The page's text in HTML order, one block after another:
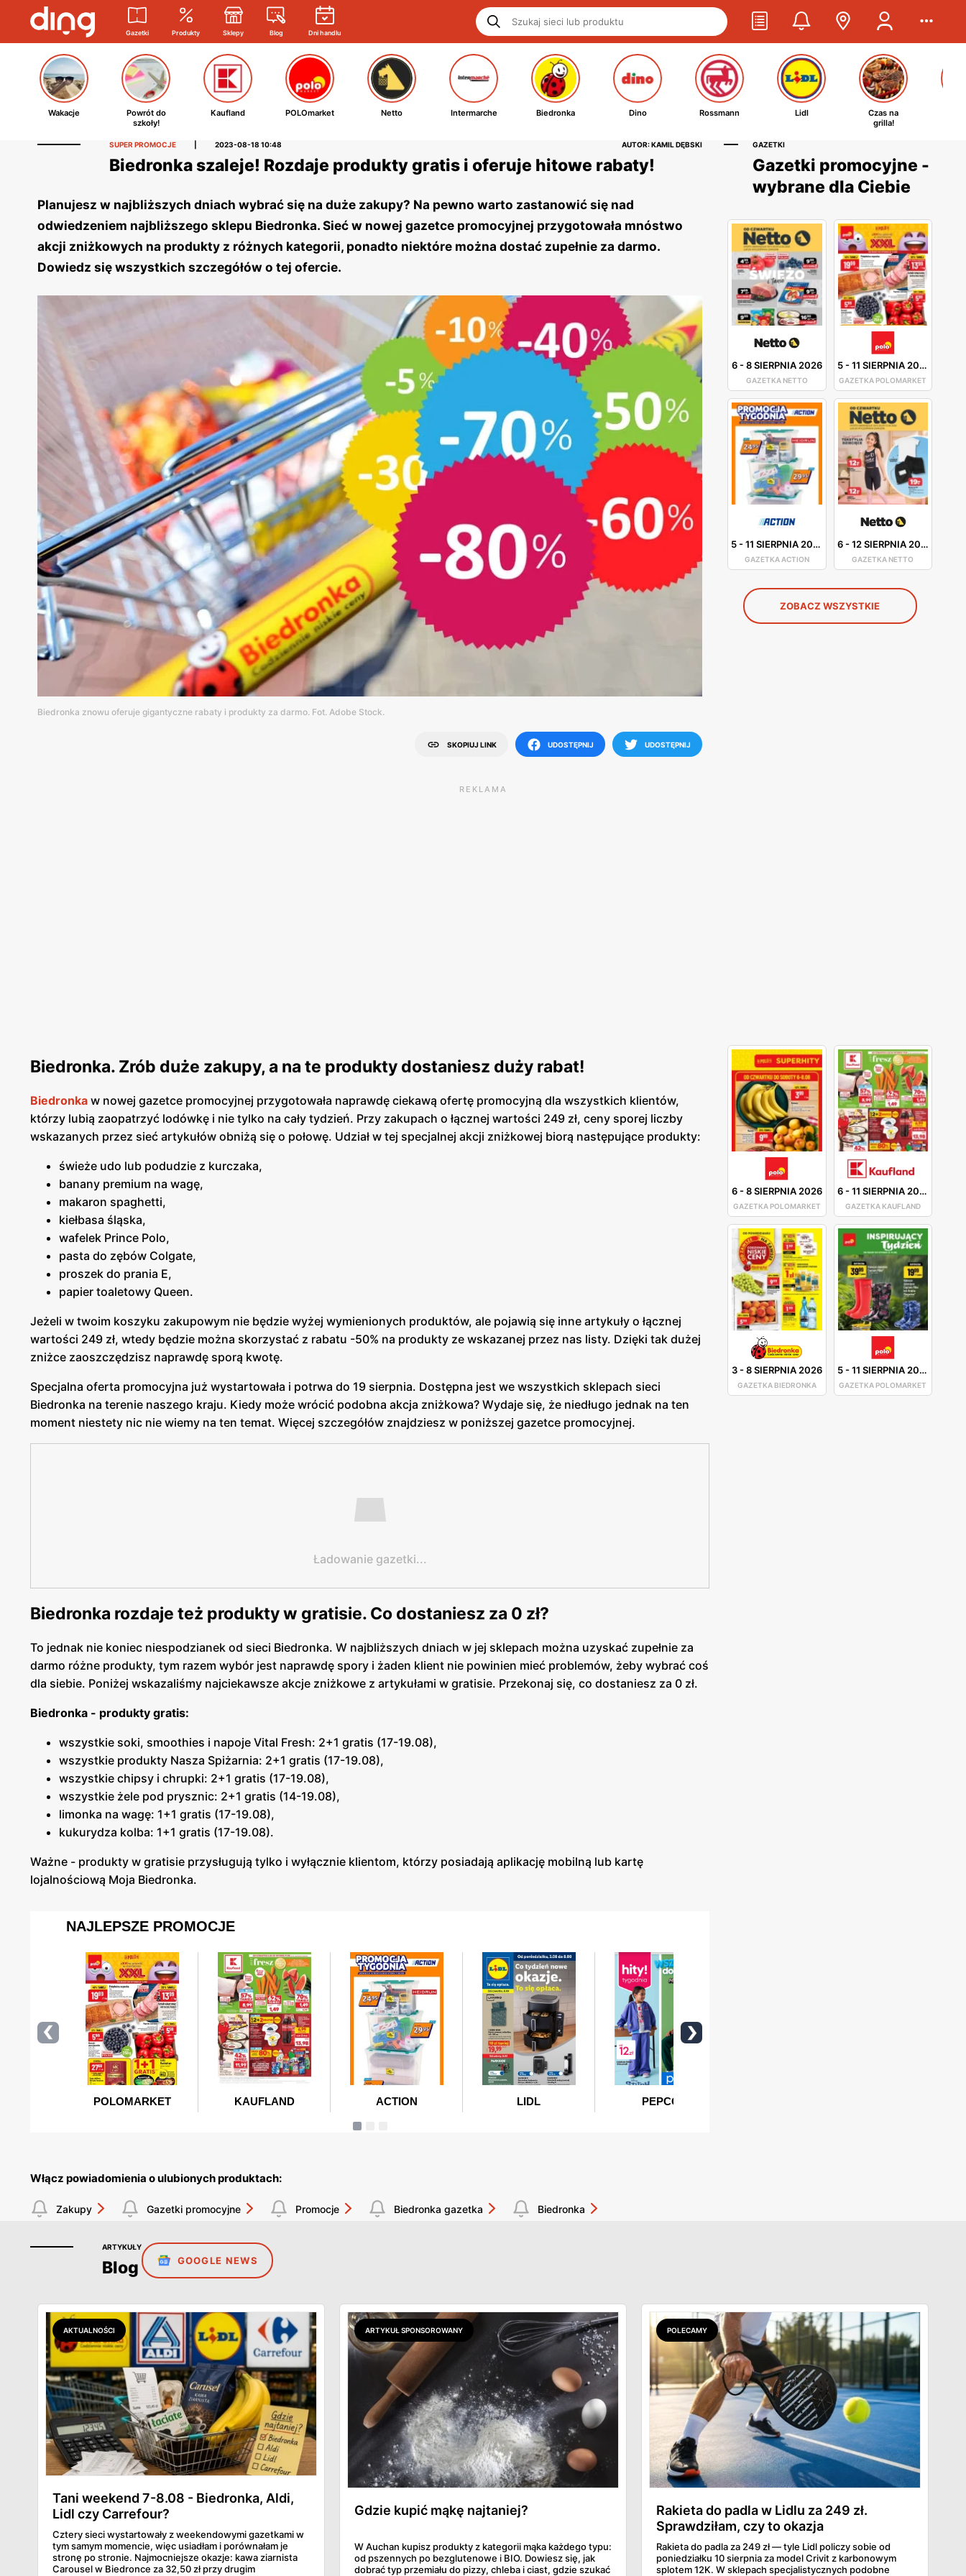
Gazetki Produkty Sklepy Blog Dni handlu
Wakacje
Powrót do
szkoły!
Kaufland POLOmarket Netto Intermarche Biedronka Dino Rossmann Lidl
Czas na
grilla!
SUPER PROMOCJE 2023-08-18 10:48 AUTOR: KAMIL DĘBSKI
Biedronka szaleje! Rozdaje produkty gratis i oferuje hitowe rabaty!
Planujesz w najbliższych dniach wybrać się na duże zakupy? Na pewno warto zastanowić się nad
odwiedzeniem najbliższego sklepu Biedronka. Sieć w nowej gazetce promocyjnej przygotowała mnóstwo
akcji zniżkowych na produkty z różnych kategorii, ponadto niektóre można dostać zupełnie za darmo.
Dowiedz się wszystkich szczegółów o tej ofercie.
Biedronka znowu oferuje gigantyczne rabaty i produkty za darmo. Fot. Adobe Stock.
SKOPIUJ LINK UDOSTĘPNIJ UDOSTĘPNIJ
GAZETKI
Gazetki promocyjne -
wybrane dla Ciebie
6-8 SIERPNIA 2026
GAZETKA NETTO
5-11 SIERPNIA 2026
GAZETKA POLOMARKET
5-11 SIERPNIA 2026
GAZETKA ACTION
6-12 SIERPNIA 2026
GAZETKA NETTO
ZOBACZ WSZYSTKIE
6-8 SIERPNIA 2026
GAZETKA POLOMARKET
6-11 SIERPNIA 2026
GAZETKA KAUFLAND
3-8 SIERPNIA 2026
GAZETKA BIEDRONKA
5-11 SIERPNIA 2026
GAZETKA POLOMARKET
REKLAMA
Biedronka. Zrób duże zakupy, a na te produkty dostaniesz duży rabat!
Biedronka w nowej gazetce promocyjnej przygotowała naprawdę ciekawą ofertę promocyjną dla wszystkich klientów,
którzy lubią zaopatrzyć lodówkę i nie tylko na cały tydzień. Przy zakupach o łącznej wartości 249 zł, ceny sporej liczby
wskazanych przez sieć artykułów obniżą się o połowę. Udział w tej specjalnej akcji zniżkowej biorą następujące produkty:
świeże udo lub podudzie z kurczaka,
banany premium na wagę,
makaron spaghetti,
kiełbasa śląska,
wafelek Prince Polo,
pasta do zębów Colgate,
proszek do prania E,
papier toaletowy Queen.
Jeżeli w twoim koszyku zakupowym nie będzie wyżej wymienionych produktów, ale pojawią się inne artykuły o łącznej
wartości 249 zł, wtedy będzie można skorzystać z rabatu -50% na produkty ze wskazanej przez nas listy. Dzięki tak dużej
zniżce zaoszczędzisz naprawdę sporą kwotę.
Specjalna oferta promocyjna już wystartowała i potrwa do 19 sierpnia. Dostępna jest we wszystkich sklepach sieci
Biedronka na terenie naszego kraju. Kiedy może wrócić podobna akcja zniżkowa? Wydaje się, że niedługo jednak na ten
moment niestety nic nie wiemy na ten temat. Więcej szczegółów znajdziesz w poniższej gazetce promocyjnej.
Ładowanie gazetki...
Biedronka rozdaje też produkty w gratisie. Co dostaniesz za 0 zł?
To jednak nie koniec niespodzianek od sieci Biedronka. W najbliższych dniach w jej sklepach można uzyskać zupełnie za
darmo różne produkty, tym razem wybór jest naprawdę spory i żaden klient nie powinien mieć problemów, żeby wybrać coś
dla siebie. Poniżej wskazaliśmy najciekawsze akcje zniżkowe z artykułami w gratisie. Przekonaj się, co dostaniesz za 0 zł.
Biedronka - produkty gratis:
wszystkie soki, smoothies i napoje Vital Fresh: 2+1 gratis (17-19.08),
wszystkie produkty Nasza Spiżarnia: 2+1 gratis (17-19.08),
wszystkie chipsy i chrupki: 2+1 gratis (17-19.08),
wszystkie żele pod prysznic: 2+1 gratis (14-19.08),
limonka na wagę: 1+1 gratis (17-19.08),
kukurydza kolba: 1+1 gratis (17-19.08).
Ważne - produkty w gratisie przysługują tylko i wyłącznie klientom, którzy posiadają aplikację mobilną lub kartę
lojalnościową Moja Biedronka.
Włącz powiadomienia o ulubionych produktach:
Zakupy Gazetki promocyjne Promocje Biedronka gazetka Biedronka
ARTYKUŁY
Blog GOOGLE NEWS
AKTUALNOŚCI
Tani weekend 7-8.08 - Biedronka, Aldi,
Lidl czy Carrefour?
Cztery sieci wystartowały z weekendowymi gazetkami w
tym samym momencie, więc usiadłam i porównałam je
stronę po stronie. Najmocniejsze okazje: kawa ziarnista
Carousel w Biedronce za 32,50 zł przy drugim
ARTYKUŁ SPONSOROWANY
Gdzie kupić mąkę najtaniej?
W Auchan kupisz produkty z kategorii mąka każdego typu:
od pszennych po bezglutenowe i BIO. Dowiesz się, jak
dobrać typ przemiału do pizzy, chleba i ciast, gdzie szukać
POLECAMY
Rakieta do padla w Lidlu za 249 zł.
Sprawdziłam, czy to okazja
Rakieta do padla za 249 zł — tyle Lidl policzy sobie od
poniedziałku 10 sierpnia za model Crivit z karbonowym
splotem 12K. W sklepach specjalistycznych podobne